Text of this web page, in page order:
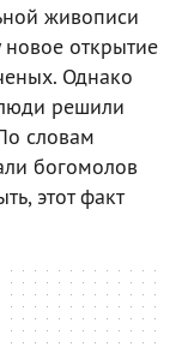
живописи
открытие
Однако
люди решили
словам
богомолов
этот факт